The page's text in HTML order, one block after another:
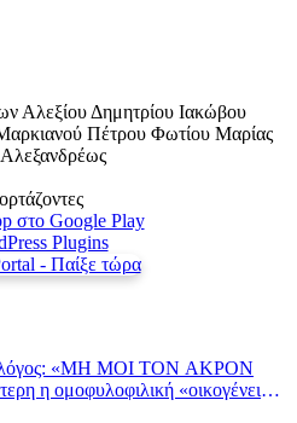
Αλεξίου Δημητρίου Ιακώβου
Πέτρου Φωτίου Μαρίας
«ΜΗ ΜΟΙ ΤΟΝ ΑΚΡΟΝ
ομοφυλοφιλική «οικογένεια»